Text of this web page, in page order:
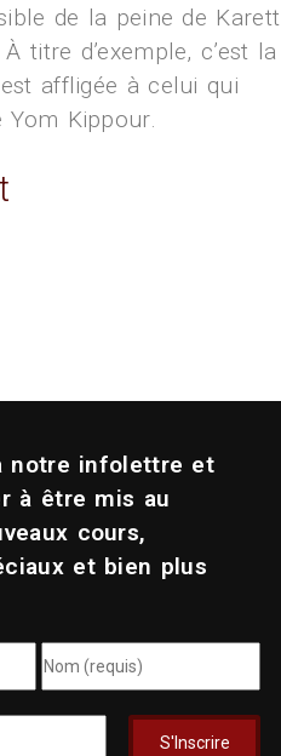
de la peine de Karett
titre d’exemple, c’est la
affligée à celui qui
Kippour.
notre infolettre et
à être mis au
cours,
et bien plus